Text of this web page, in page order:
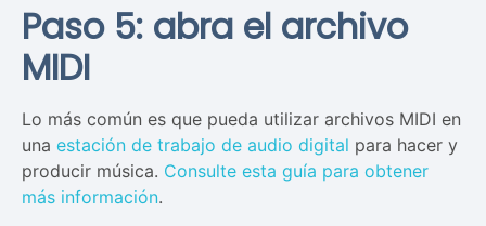
Paso 5: abra el archivo
MIDI
Lo más común es que pueda utilizar archivos MIDI en
una estación de trabajo de audio digital para hacer y
producir música. Consulte esta guía para obtener
más información.